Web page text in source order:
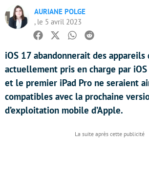
AURIANE POLGE
, le 5 avril 2023
Facebook
TwitterWhatsapp
Reddit
iOS 17 abandonnerait des appareils
actuellement pris en charge par iOS
et le premier iPad Pro ne seraient
compatibles avec la prochaine
d’exploitation mobile d’Apple.